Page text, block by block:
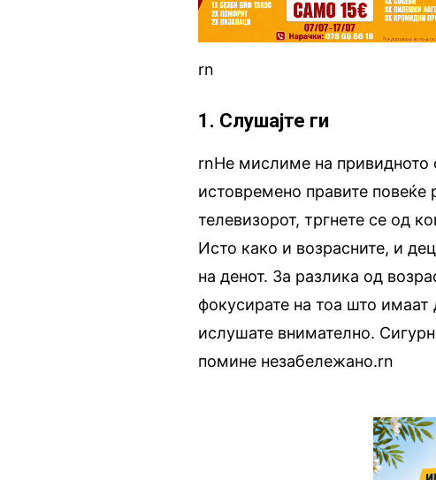
rn
1. Слушајте ги
rnНе мислиме на привидното
истовремено правите повеќе
телевизорот, тргнете се од
Исто како и возрасните, и
на денот. За разлика од
фокусирате на тоа што
ислушате внимателно.
помине незабележано.rn